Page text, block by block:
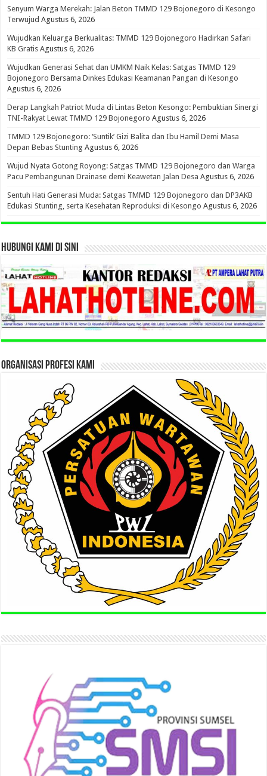
Senyum Warga Merekah: Jalan Beton TMMD 129 Bojonegoro di Kesongo
Terwujud Agustus 6, 2026
Wujudkan Keluarga Berkualitas: TMMD 129 Bojonegoro Hadirkan Safari
KB Gratis Agustus 6, 2026
Wujudkan Generasi Sehat dan UMKM Naik Kelas: Satgas TMMD 129
Bojonegoro Bersama Dinkes Edukasi Keamanan Pangan di Kesongo
Agustus 6, 2026
Derap Langkah Patriot Muda di Lintas Beton Kesongo: Pembuktian Sinergi
TNI-Rakyat Lewat TMMD 129 Bojonegoro Agustus 6, 2026
TMMD 129 Bojonegoro: ‘Suntik’ Gizi Balita dan Ibu Hamil Demi Masa
Depan Bebas Stunting Agustus 6, 2026
Wujud Nyata Gotong Royong: Satgas TMMD 129 Bojonegoro dan Warga
Pacu Pembangunan Drainase demi Keawetan Jalan Desa Agustus 6, 2026
Sentuh Hati Generasi Muda: Satgas TMMD 129 Bojonegoro dan DP3AKB
Edukasi Stunting, serta Kesehatan Reproduksi di Kesongo Agustus 6, 2026
HUBUNGI KAMI DI SINI
ORGANISASI PROFESI KAMI